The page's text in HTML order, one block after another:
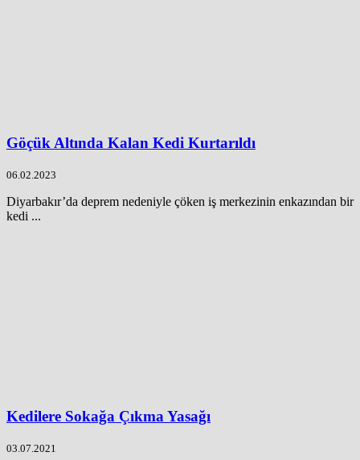
Göçük Altında Kalan Kedi Kurtarıldı
06.02.2023
Diyarbakır’da deprem nedeniyle çöken iş merkezinin enkazından bir
kedi ...
Kedilere Sokağa Çıkma Yasağı
03.07.2021